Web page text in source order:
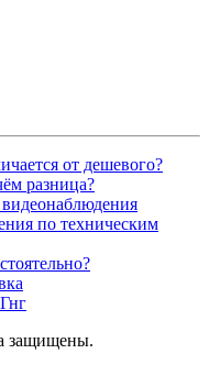
от дешевого?
разница?
по техническим
защищены.